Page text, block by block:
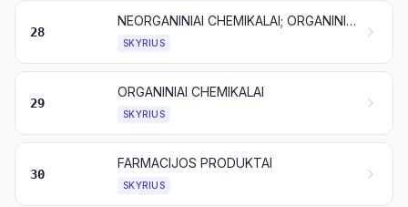
28
NEORGANINIAI CHEMIKALAI; ORGANINIAI ARBA NEORGANINIAI TAURIŲJŲ METALŲ, RETŲJŲ ŽEMIŲ METALŲ, RADIOAKTYVIŲJŲ ELEMENTŲ ARBA IZOTOPŲ JUNGINIAI
SKYRIUS
29
ORGANINIAI CHEMIKALAI
SKYRIUS
30
FARMACIJOS PRODUKTAI
SKYRIUS